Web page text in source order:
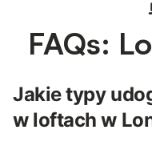
FAQs:
Jakie typy
w loftach w